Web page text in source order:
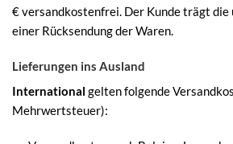
€ versandkostenfrei. Der Kunde trägt
einer Rücksendung der Waren.
Lieferungen ins Ausland
International gelten folgende
Mehrwertsteuer):